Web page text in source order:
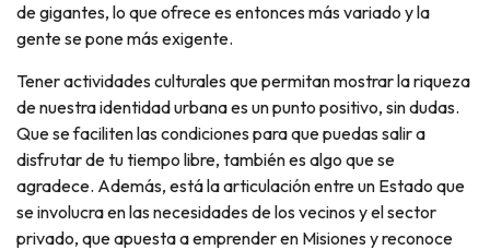
de gigantes, lo que ofrece es entonces más variado y la
gente se pone más exigente.
Tener actividades culturales que permitan mostrar la riqueza
de nuestra identidad urbana es un punto positivo, sin dudas.
Que se faciliten las condiciones para que puedas salir a
disfrutar de tu tiempo libre, también es algo que se
agradece. Además, está la articulación entre un Estado que
se involucra en las necesidades de los vecinos y el sector
privado, que apuesta a emprender en Misiones y reconoce